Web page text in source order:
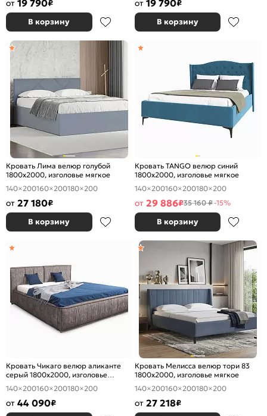
от 19 790₽
В корзину
от 19 790₽
В корзину
Кровать Лима велюр голубой
1800x2000, изголовье мягкое
140×200160×200180×200
от 27 180₽
В корзину
Кровать TANGO велюр синий
1800x2000, изголовье мягкое
140×200160×200180×200
от 29 886₽35 160 ₽-15%
В корзину
Кровать Чикаго велюр аликанте
серый 1800x2000, изголовье
мягкое
140×200160×200180×200
от 44 090₽
Кровать Мелисса велюр тори 83
1800x2000, изголовье мягкое
140×200160×200180×200
от 27 218₽